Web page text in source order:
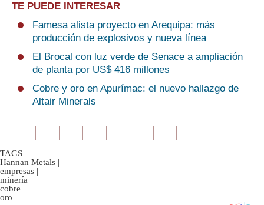
TE PUEDE INTERESAR
Famesa alista proyecto en Arequipa: más
producción de explosivos y nueva línea
El Brocal con luz verde de Senace a ampliación
de planta por US$ 416 millones
Cobre y oro en Apurímac: el nuevo hallazgo de
Altair Minerals
TAGS
Hannan Metals |
empresas |
minería |
cobre |
oro